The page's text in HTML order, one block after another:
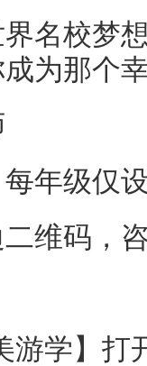
名校梦
为那个
年级仅
维码，
游学】